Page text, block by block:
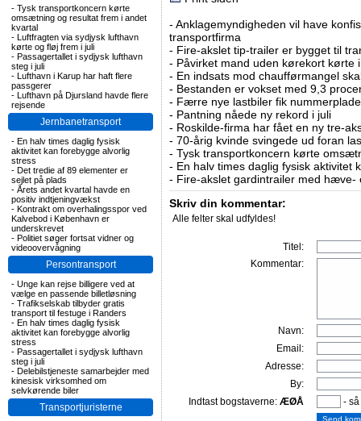
- Tysk transportkoncern kørte
omsætning og resultat frem i andet
kvartal
- Luftfragten via sydjysk lufthavn
kørte og fløj frem i juli
- Passagertallet i sydjysk lufthavn
steg i juli
- Lufthavn i Karup har haft flere
passgerer
- Lufthavn på Djursland havde flere
rejsende
Jernbanetransport
- En halv times daglig fysisk
aktivitet kan forebygge alvorlig
stress
- Det tredie af 89 elementer er
sejlet på plads
- Årets andet kvartal havde en
positiv indtjeningvækst
- Kontrakt om overhalingsspor ved
Kalvebod i København er
underskrevet
- Politiet søger fortsat vidner og
videoovervågning
Persontransport
- Unge kan rejse billigere ved at
vælge en passende billetløsning
- Trafikselskab tilbyder gratis
transport til festuge i Randers
- En halv times daglig fysisk
aktivitet kan forebygge alvorlig
stress
- Passagertallet i sydjysk lufthavn
steg i juli
- Delebilstjeneste samarbejder med
kinesisk virksomhed om
selvkørende biler
Transportjuristerne
- Anklagemyndigheden vil have
transportfirma
- Fire-akslet tip-trailer er bygget til
- Påvirket mand uden kørekort kørte
- En indsats mod chaufførmangel
- Bestanden er vokset med 9,3
- Færre nye lastbiler fik
- Pantning nåede ny rekord i juli
- Roskilde-firma har fået en ny tre-
- 70-årig kvinde svingede ud foran
- Tysk transportkoncern kørte
- En halv times daglig fysisk aktivitet
- Fire-akslet gardintrailer med hæve-
Skriv din kommentar:
Alle felter skal udfyldes!
Titel:
Kommentar:
Navn:
Email:
Adresse:
By:
Indtast bogstaverne: ÆØÅ -